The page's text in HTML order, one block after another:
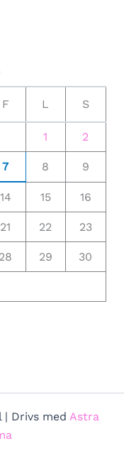
F L S
1 2
7 8 9
14 15 16
21 22 23
28 29 30
Drivs med Astra